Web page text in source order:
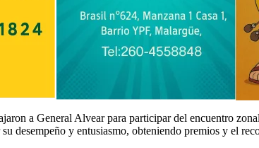
a General Alvear para participar del encuentro
desempeño y entusiasmo, obteniendo premios y el